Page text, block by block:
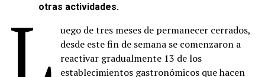
otras actividades.
L
uego de tres meses de permanecer cerrados,
desde este fin de semana se comenzaron a
reactivar gradualmente 13 de los
establecimientos gastronómicos que hacen